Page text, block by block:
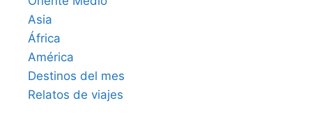
Asia
África
América
Destinos del mes
Relatos de viajes